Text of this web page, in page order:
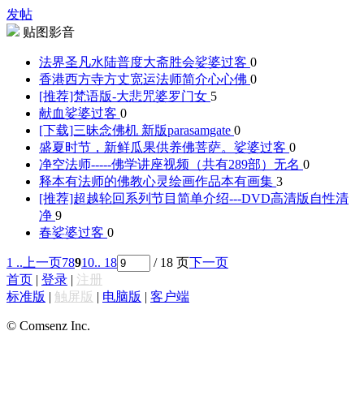
发帖
贴图影音
法界圣凡水陆普度大斋胜会娑婆过客 0
香港西方寺方丈宽运法师简介心心佛 0
[推荐]梵语版-大悲咒婆罗门女 5
献血娑婆过客 0
[下载]三昧念佛机 新版parasamgate 0
盛夏时节，新鲜瓜果供养佛菩萨。 娑婆过客 0
净空法师-----佛学讲座视频（共有289部） 无名 0
释本有法师的佛教心灵绘画作品本有画集 3
[推荐]超越轮回系列节目简单介绍---DVD高清版 自性清
净 9
春娑婆过客 0
1 .. 上一页78910.. 18 / 18 页下一页
首页 | 登录 | 注册
标准版 | 触屏版 | 电脑版 | 客户端
© Comsenz Inc.